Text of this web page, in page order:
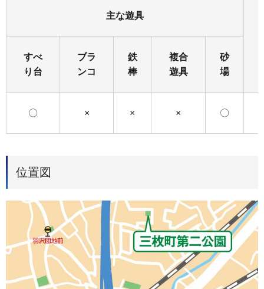
主な遊具
すべ
り台
ブラ
ンコ
鉄
棒
複合
遊具
砂
場
〇 × × × 〇
位置図